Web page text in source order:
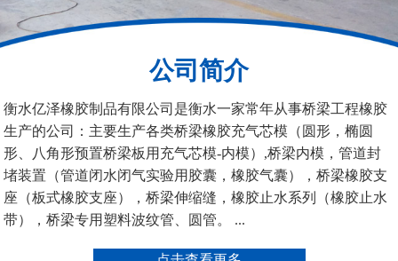
缩缝
公司简介
衡水亿泽橡胶制品有限公司是衡水一家常年从事桥梁工程橡胶
生产的公司：主要生产各类桥梁橡胶充气芯模（圆形，椭圆
形、八角形预置桥梁板用充气芯模-内模）,桥梁内模，管道封
堵装置（管道闭水闭气实验用胶囊，橡胶气囊），桥梁橡胶支
座（板式橡胶支座），桥梁伸缩缝，橡胶止水系列（橡胶止水
带），桥梁专用塑料波纹管、圆管。 ...